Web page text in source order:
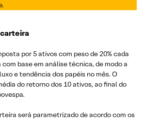
por 5 ativos com peso de 20% cada
com base em análise técnica, de modo a
e tendência dos papéis no mês. O
do retorno dos 10 ativos, ao final do
será parametrizado de acordo com os